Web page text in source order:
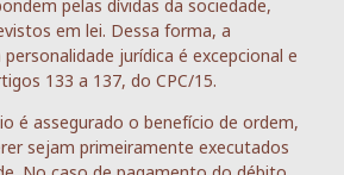
pelas dívidas da sociedade,
em lei. Dessa forma, a
jurídica é excepcional e
133 a 137, do CPC/15.
é assegurado o benefício de ordem,
sejam primeiramente executados